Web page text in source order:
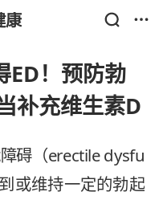
康
ED！预防勃
补充维生素D
碍（erectile dysfu
或维持一定的勃起